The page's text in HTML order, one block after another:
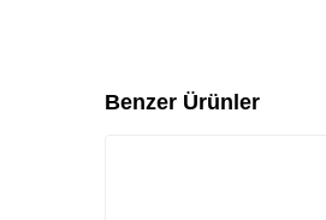
Benzer Ürünler